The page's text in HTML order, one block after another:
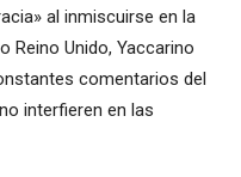
al inmiscuirse en la
Reino Unido, Yaccarino
comentarios del
interfieren en las